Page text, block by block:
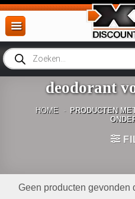
Ga
naar
inhoud
Producten
zoeken
deodorant
HOME - PRODUCTEN
Geen producten gevonden